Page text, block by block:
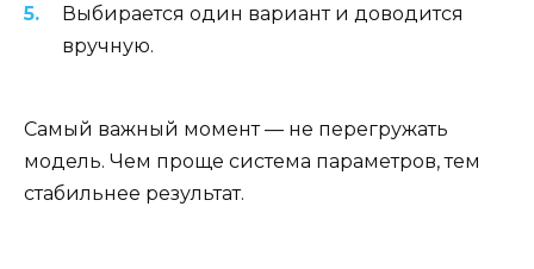
Выбирается один вариант и доводится
вручную.
Самый важный момент — не перегружать
модель. Чем проще система параметров, тем
стабильнее результат.